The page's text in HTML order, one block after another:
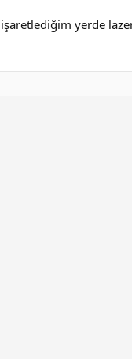
işaretlediğim yerde